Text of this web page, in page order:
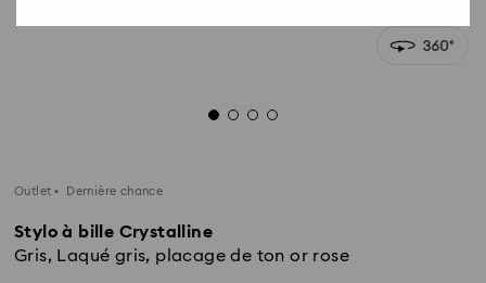
Outlet Dernière chance
Stylo à bille Crystalline
Gris, Laqué gris, placage de ton or rose